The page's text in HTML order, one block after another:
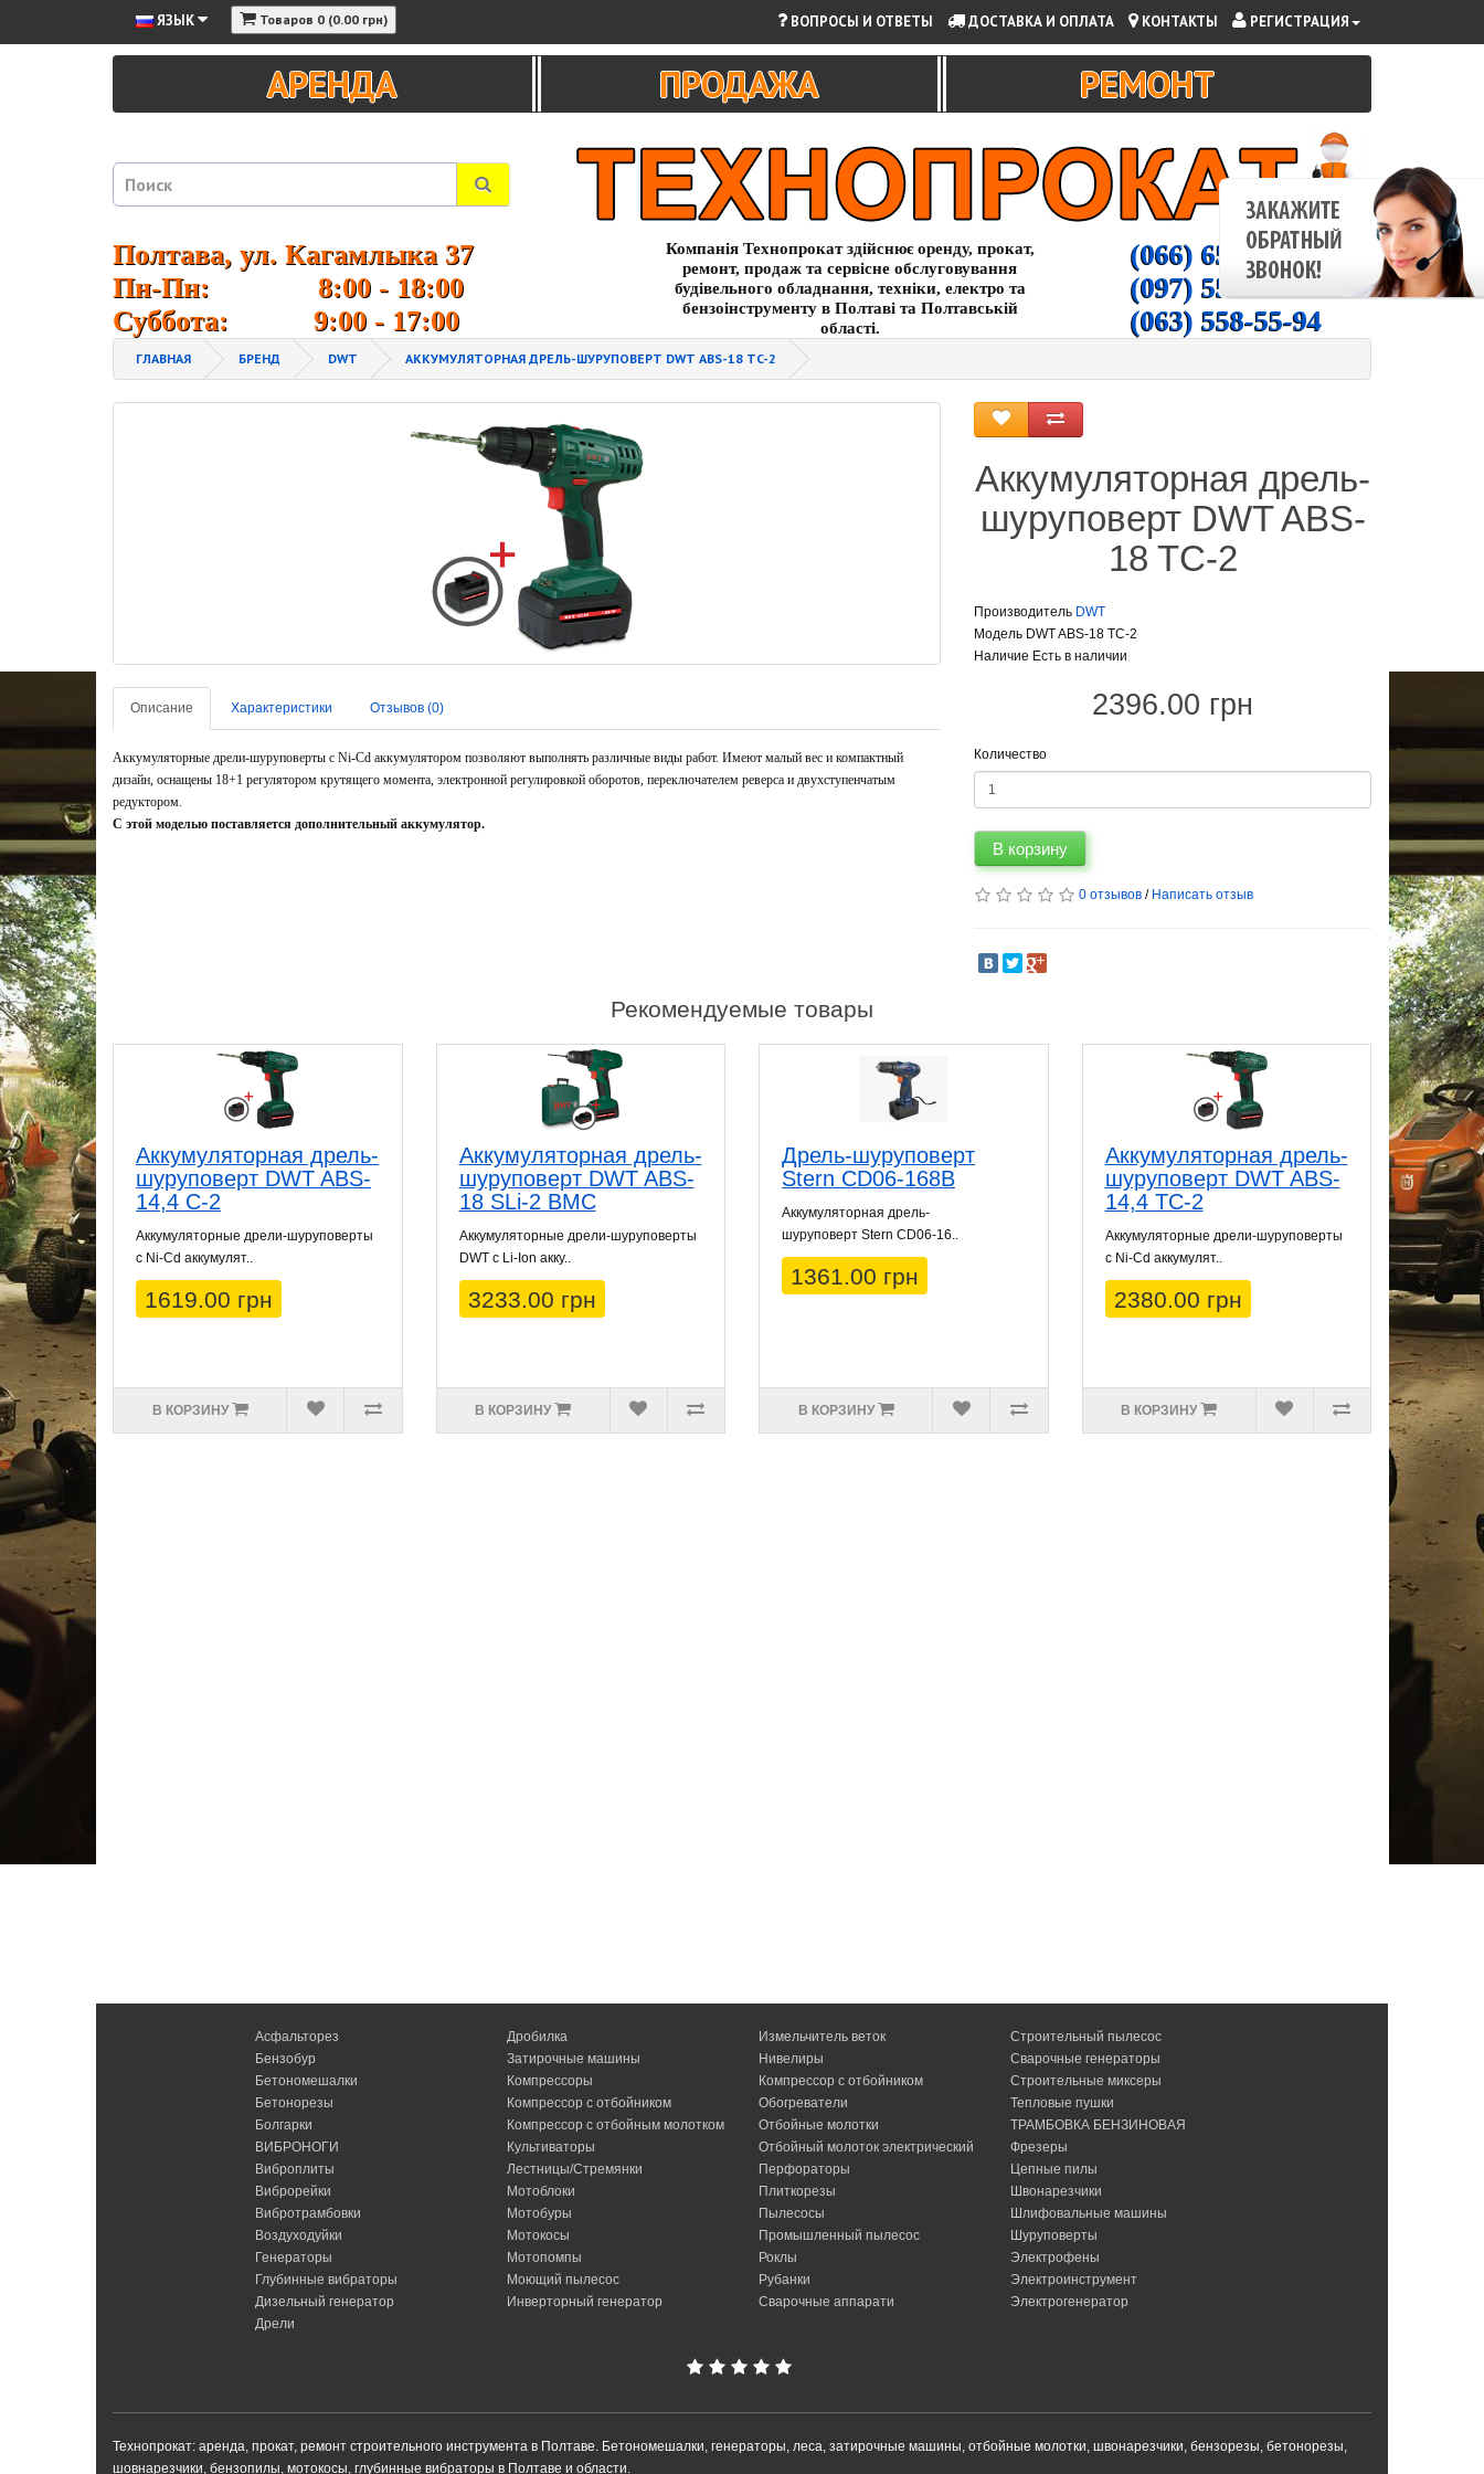
ЯЗЫК Товаров 0 (0.00 грн) ВОПРОСЫ И ОТВЕТЫ ДОСТАВКА И ОПЛАТА КОНТАКТЫ РЕГИСТРАЦИЯ
АРЕНДА ПРОДАЖА РЕМОНТ
Полтава, ул. Кагамлыка 37
Пн-Пн: 8:00 - 18:00
Суббота: 9:00 - 17:00
Компанія Технопрокат здійснює оренду, прокат,
ремонт, продаж та сервісне обслуговування
будівельного обладнання, техніки, електро та
бензоінструменту в Полтаві та Полтавській
області.
(066) 65-000-94
(097) 55-00-266
(063) 558-55-94
ГЛАВНАЯ БРЕНД DWT АККУМУЛЯТОРНАЯ ДРЕЛЬ-ШУРУПОВЕРТ DWT ABS-18 TC-2
Описание Характеристики Отзывов (0)
Аккумуляторные дрели-шуруповерты с Ni-Cd аккумулятором позволяют выполнять различные виды работ. Имеют малый вес и компактный
дизайн, оснащены 18+1 регулятором крутящего момента, электронной регулировкой оборотов, переключателем реверса и двухступенчатым
редуктором.
С этой моделью поставляется дополнительный аккумулятор.
Аккумуляторная дрель-
шуруповерт DWT ABS-
18 TC-2
Производитель DWT
Модель DWT ABS-18 TC-2
Наличие Есть в наличии
2396.00 грн
Количество
В корзину
0 отзывов / Написать отзыв
Рекомендуемые товары
Аккумуляторная дрель-
шуруповерт DWT ABS-
14,4 C-2
Аккумуляторные дрели-шуруповерты
с Ni-Cd аккумулят..
1619.00 грн
В КОРЗИНУ
Аккумуляторная дрель-
шуруповерт DWT ABS-
18 SLi-2 BMC
Аккумуляторные дрели-шуруповерты
DWT с Li-Ion акку..
3233.00 грн
В КОРЗИНУ
Дрель-шуруповерт
Stern CD06-168B
Аккумуляторная дрель-
шуруповерт Stern CD06-16..
1361.00 грн
В КОРЗИНУ
Аккумуляторная дрель-
шуруповерт DWT ABS-
14,4 TC-2
Аккумуляторные дрели-шуруповерты
с Ni-Cd аккумулят..
2380.00 грн
В КОРЗИНУ
Асфальторез
Бензобур
Бетономешалки
Бетонорезы
Болгарки
ВИБРОНОГИ
Виброплиты
Виброрейки
Вибротрамбовки
Воздуходуйки
Генераторы
Глубинные вибраторы
Дизельный генератор
Дрели
Дробилка
Затирочные машины
Компрессоры
Компрессор с отбойником
Компрессор с отбойным молотком
Культиваторы
Лестницы/Стремянки
Мотоблоки
Мотобуры
Мотокосы
Мотопомпы
Моющий пылесос
Инверторный генератор
Измельчитель веток
Нивелиры
Компрессор с отбойником
Обогреватели
Отбойные молотки
Отбойный молоток электрический
Перфораторы
Плиткорезы
Пылесосы
Промышленный пылесос
Роклы
Рубанки
Сварочные аппарати
Строительный пылесос
Сварочные генераторы
Строительные миксеры
Тепловые пушки
ТРАМБОВКА БЕНЗИНОВАЯ
Фрезеры
Цепные пилы
Швонарезчики
Шлифовальные машины
Шуруповерты
Электрофены
Электроинструмент
Электрогенератор
Технопрокат: аренда, прокат, ремонт строительного инструмента в Полтаве. Бетономешалки, генераторы, леса, затирочные машины, отбойные молотки, швонарезчики, бензорезы, бетонорезы,
шовнарезчики, бензопилы, мотокосы, глубинные вибраторы в Полтаве и области.